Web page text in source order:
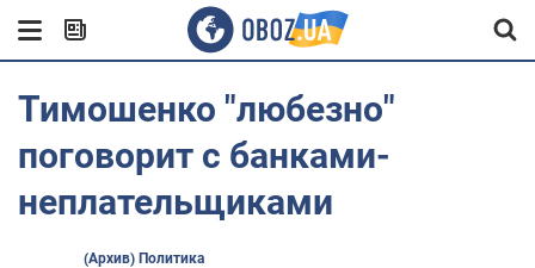
Тимошенко "любезно"
поговорит с банками-
неплательщиками
(Архив) Политика